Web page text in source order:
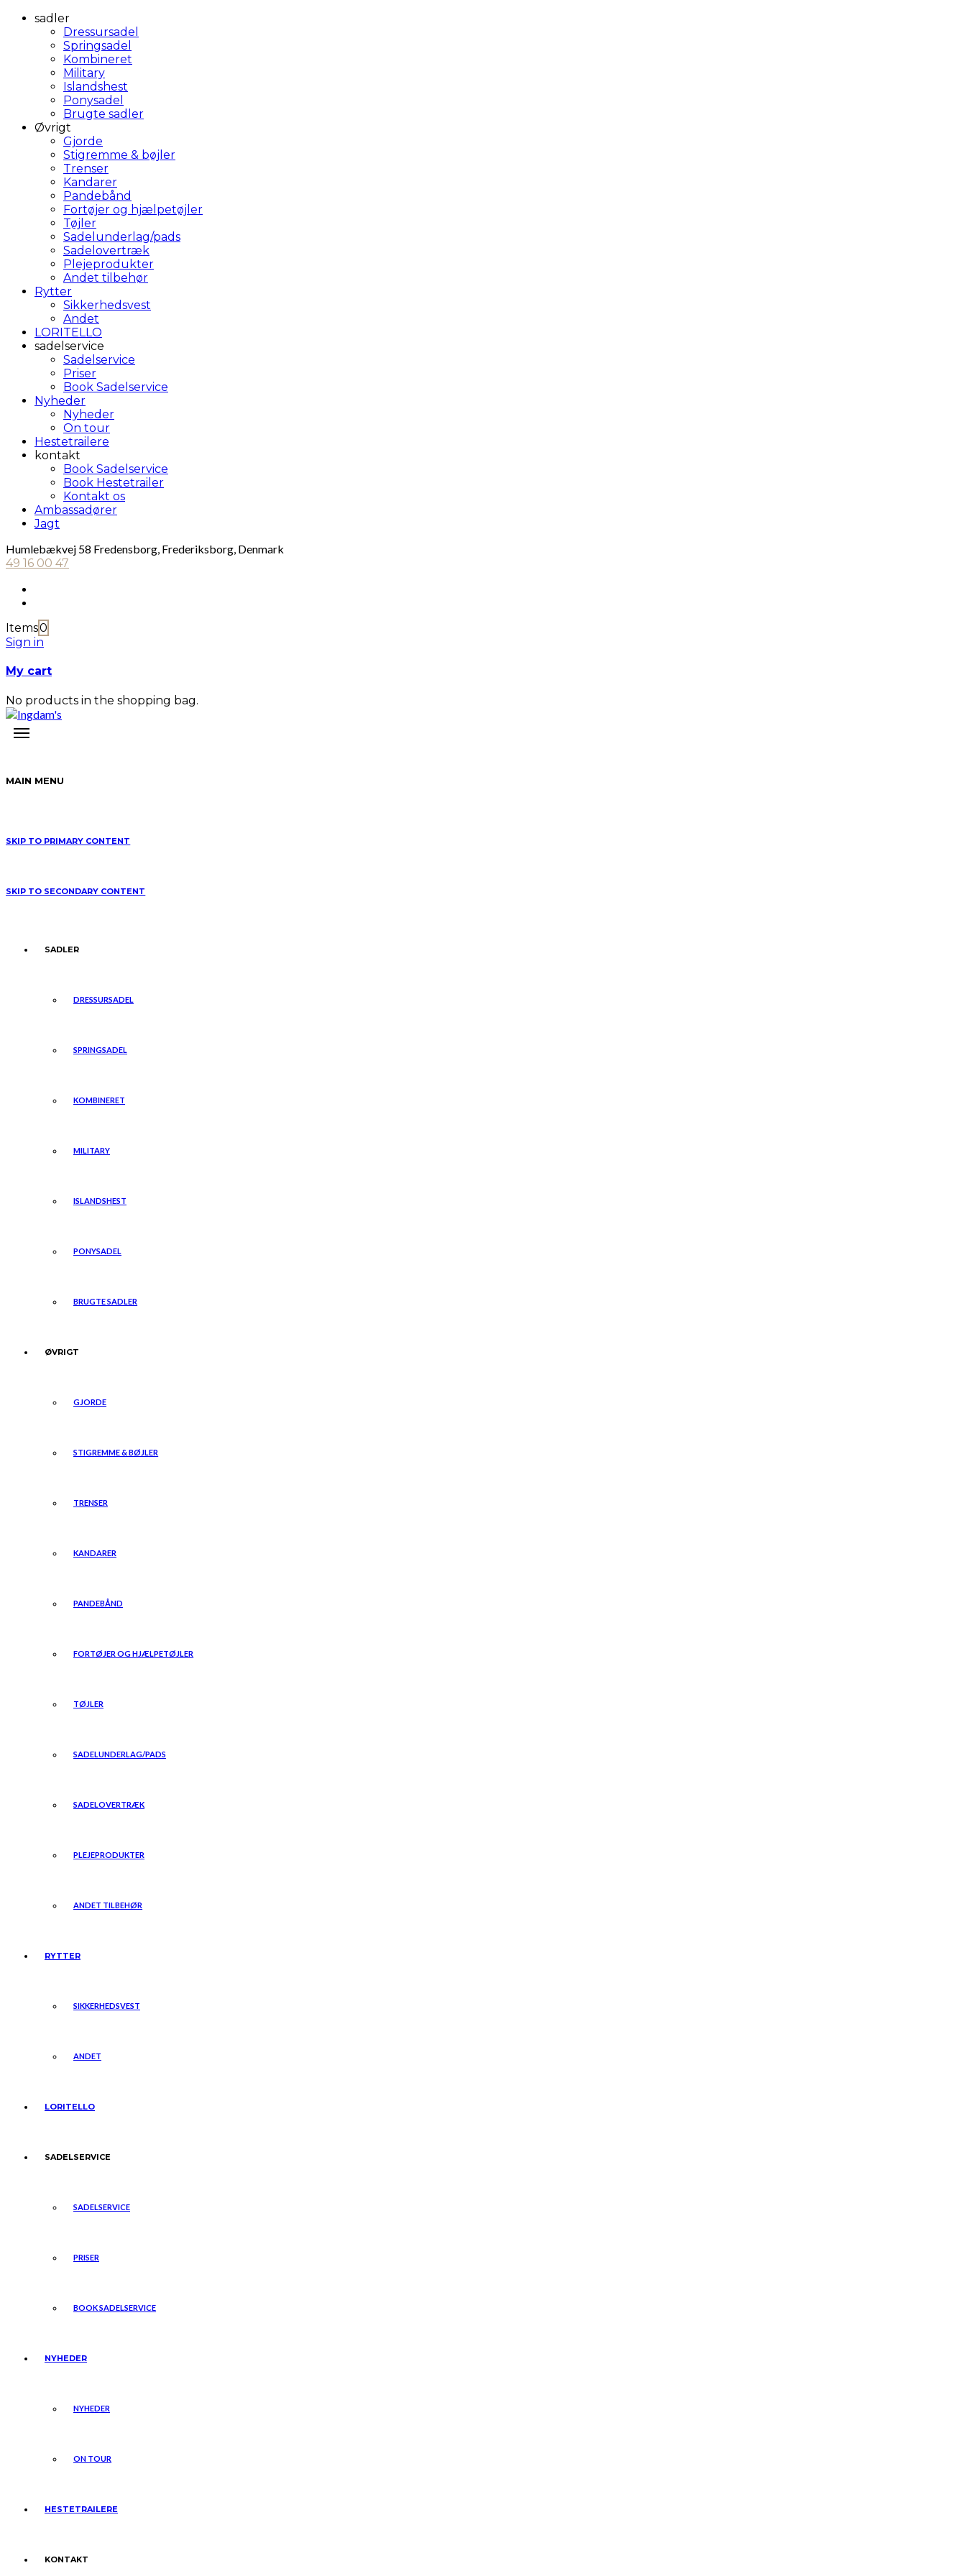
sadler
Dressursadel
Springsadel
Kombineret
Military
Islandshest
Ponysadel
Brugte sadler
Øvrigt
Gjorde
Stigremme & bøjler
Trenser
Kandarer
Pandebånd
Fortøjer og hjælpetøjler
Tøjler
Sadelunderlag/pads
Sadelovertræk
Plejeprodukter
Andet tilbehør
Rytter
Sikkerhedsvest
Andet
LORITELLO
sadelservice
Sadelservice
Priser
Book Sadelservice
Nyheder
Nyheder
On tour
Hestetrailere
kontakt
Book Sadelservice
Book Hestetrailer
Kontakt os
Ambassadører
Jagt
Humlebækvej 58 Fredensborg, Frederiksborg, Denmark
49 16 00 47
Items0
Sign in
My cart
No products in the shopping bag.
MAIN MENU
SKIP TO PRIMARY CONTENT
SKIP TO SECONDARY CONTENT
SADLER
DRESSURSADEL
SPRINGSADEL
KOMBINERET
MILITARY
ISLANDSHEST
PONYSADEL
BRUGTE SADLER
ØVRIGT
GJORDE
STIGREMME & BØJLER
TRENSER
KANDARER
PANDEBÅND
FORTØJER OG HJÆLPETØJLER
TØJLER
SADELUNDERLAG/PADS
SADELOVERTRÆK
PLEJEPRODUKTER
ANDET TILBEHØR
RYTTER
SIKKERHEDSVEST
ANDET
LORITELLO
SADELSERVICE
SADELSERVICE
PRISER
BOOK SADELSERVICE
NYHEDER
NYHEDER
ON TOUR
HESTETRAILERE
KONTAKT